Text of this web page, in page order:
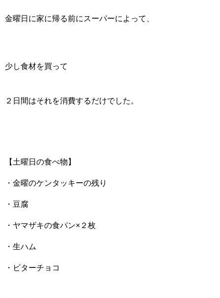
金曜日に家に帰る前にスーパーによって、
少し食材を買って
２日間はそれを消費するだけでした。
【土曜日の食べ物】
・金曜のケンタッキーの残り
・豆腐
・ヤマザキの食パン×２枚
・生ハム
・ビターチョコ